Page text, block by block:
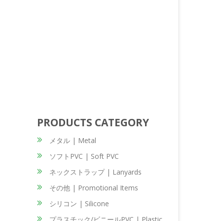
PRODUCTS CATEGORY
メタル | Metal
ソフトPVC | Soft PVC
ネックストラップ | Lanyards
その他 | Promotional Items
シリコン | Silicone